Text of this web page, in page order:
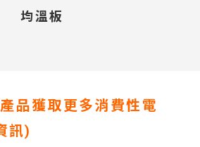
均溫板
品獲取更多消費性電
訊)